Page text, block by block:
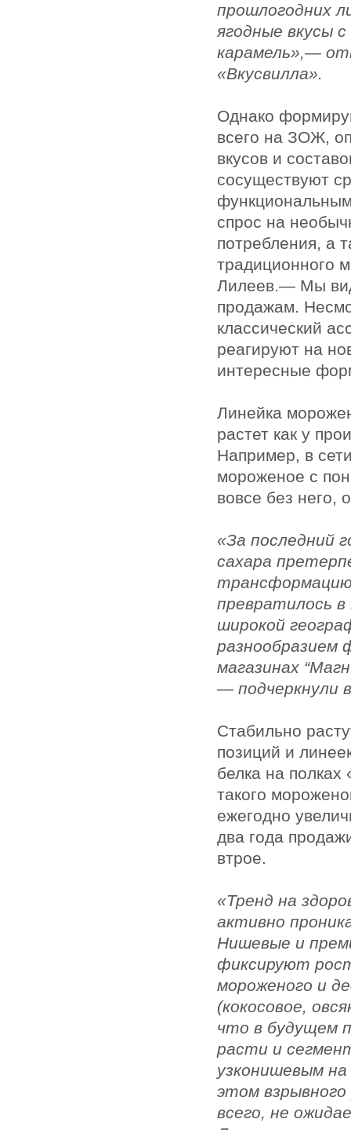
прошлогодних
ягодные вкусы
карамель»,—
«Вкусвилла».
Однако
всего на ЗОЖ,
вкусов и
сосуществуют
спрос на
потребления, а
традиционного
Лилеев.— Мы
продажам.
классический
реагируют на
интересные
Линейка
растет как у
Например, в
мороженое с
вовсе без него,
«За последний
сахара
превратилось в
широкой
разнообразием
магазинах
— подчеркнули
Стабильно
позиций и
белка на полках
такого
ежегодно
два года
втрое.
«Тренд на
активно
Нишевые и
фиксируют
мороженого и
(кокосовое,
что в будущем
расти и
узконишевым
этом взрывного
всего, не